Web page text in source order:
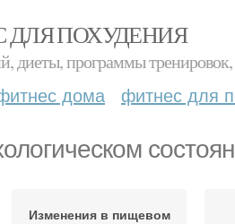
ДЛЯ ПОХУДЕНИЯ
диеты, программы тренировок,
дома фитнес для
Изменения в пищевом